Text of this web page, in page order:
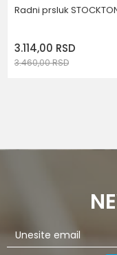
Radni prsluk
3.114,00 RSD
3.460,00RSD